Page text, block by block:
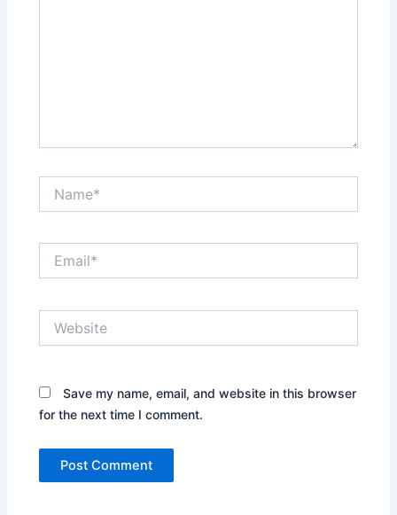
Save my name, email, and website in this browser
for the next time I comment.